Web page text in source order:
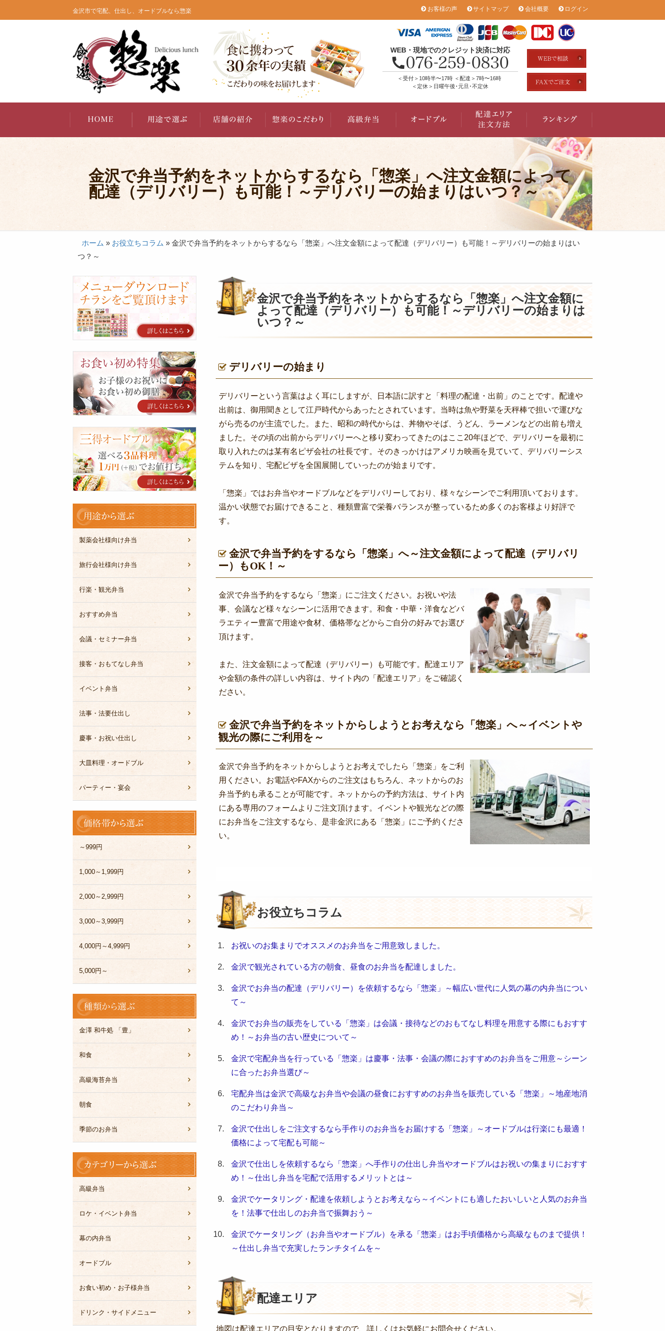
ッ
金沢市で宅配、仕出し、オードブルなら惣楽 お客様の声 サイトマップ 会社概要 ログイン
WEB・現地でのクレジット決済に対応
＜受付＞10時半〜17時 ＜配達＞7時〜16時
＜定休＞日曜午後･元旦･不定休
金沢で弁当予約をネットからするなら「惣楽」へ注文金額によって
配達（デリバリー）も可能！～デリバリーの始まりはいつ？～
ホーム » お役立ちコラム » 金沢で弁当予約をネットからするなら「惣楽」へ注文金額によって配達（デリバリー）も可能！～デリバリーの始まりはい
つ？～
金沢で弁当予約をネットからするなら「惣楽」へ注文金額に
よって配達（デリバリー）も可能！～デリバリーの始まりは
いつ？～
デリバリーの始まり
デリバリーという言葉はよく耳にしますが、日本語に訳すと「料理の配達・出前」のことです。配達や
出前は、御用聞きとして江戸時代からあったとされています。当時は魚や野菜を天秤棒で担いで運びな
がら売るのが主流でした。また、昭和の時代からは、丼物やそば、うどん、ラーメンなどの出前も増え
ました。その頃の出前からデリバリーへと移り変わってきたのはここ20年ほどで、デリバリーを最初に
取り入れたのは某有名ピザ会社の社長です。そのきっかけはアメリカ映画を見ていて、デリバリーシス
テムを知り、宅配ビザを全国展開していったのが始まりです。
「惣楽」ではお弁当やオードブルなどをデリバリーしており、様々なシーンでご利用頂いております。
温かい状態でお届けできること、種類豊富で栄養バランスが整っているため多くのお客様より好評で
す。
金沢で弁当予約をするなら「惣楽」へ～注文金額によって配達（デリバリ
ー）もOK！～
金沢で弁当予約をするなら「惣楽」にご注文ください。お祝いや法
事、会議など様々なシーンに活用できます。和食・中華・洋食などバ
ラエティー豊富で用途や食材、価格帯などからご自分の好みでお選び
頂けます。
また、注文金額によって配達（デリバリー）も可能です。配達エリア
や金額の条件の詳しい内容は、サイト内の「配達エリア」をご確認く
ださい。
金沢で弁当予約をネットからしようとお考えなら「惣楽」へ～イベントや
観光の際にご利用を～
金沢で弁当予約をネットからしようとお考えでしたら「惣楽」をご利
用ください。お電話やFAXからのご注文はもちろん、ネットからのお
弁当予約も承ることが可能です。ネットからの予約方法は、サイト内
にある専用のフォームよりご注文頂けます。イベントや観光などの際
にお弁当をご注文するなら、是非金沢にある「惣楽」にご予約くださ
い。
お役立ちコラム
お祝いのお集まりでオススメのお弁当をご用意致しました。
金沢で観光されている方の朝食、昼食のお弁当を配達しました。
金沢でお弁当の配達（デリバリー）を依頼するなら「惣楽」～幅広い世代に人気の幕の内弁当につい
て～
金沢でお弁当の販売をしている「惣楽」は会議・接待などのおもてなし料理を用意する際にもおすす
め！～お弁当の古い歴史について～
金沢で宅配弁当を行っている「惣楽」は慶事・法事・会議の際におすすめのお弁当をご用意～シーン
に合ったお弁当選び～
宅配弁当は金沢で高級なお弁当や会議の昼食におすすめのお弁当を販売している「惣楽」～地産地消
のこだわり弁当～
金沢で仕出しをご注文するなら手作りのお弁当をお届けする「惣楽」～オードブルは行楽にも最適！
価格によって宅配も可能～
金沢で仕出しを依頼するなら「惣楽」へ手作りの仕出し弁当やオードブルはお祝いの集まりにおすす
め！～仕出し弁当を宅配で活用するメリットとは～
金沢でケータリング・配達を依頼しようとお考えなら～イベントにも適したおいしいと人気のお弁当
を！法事で仕出しのお弁当で振舞おう～
金沢でケータリング（お弁当やオードブル）を承る「惣楽」はお手頃価格から高級なものまで提供！
～仕出し弁当で充実したランチタイムを～
配達エリア
地図は配達エリアの目安となりますので、詳しくはお気軽にお問合せください。
カ
ロ
グ
い
初
め
特
集
得
オ
ー
ド
ブ
ル
用
途
か
ら
ぶ
製薬会社様向け弁当
旅行会社様向け弁当
行楽・観光弁当
おすすめ弁当
会議・セミナー弁当
接客・おもてなし弁当
イベント弁当
法事・法要仕出し
慶事・お祝い仕出し
大皿料理・オードブル
パーティー・宴会
価
格
帯
か
選
～999円
1,000～1,999円
2,000～2,999円
3,000～3,999円
4,000円～4,999円
5,000円～
種
類
か
ら
ぶ
金澤 和牛処 「豊」
和食
高級海苔弁当
朝食
季節のお弁当
カ
テ
ゴ
リ
か
選
ぶ
高級弁当
ロケ・イベント弁当
幕の内弁当
オードブル
お食い初め・お子様弁当
ドリンク・サイドメニュー